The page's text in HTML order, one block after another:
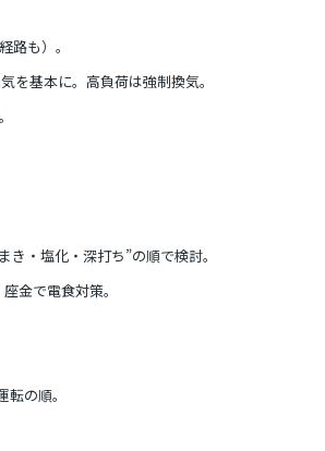
路も）。
を基本に。高負荷は強制換気。
・塩化・深打ち”の順で検討。
金で電食対策。
の順。